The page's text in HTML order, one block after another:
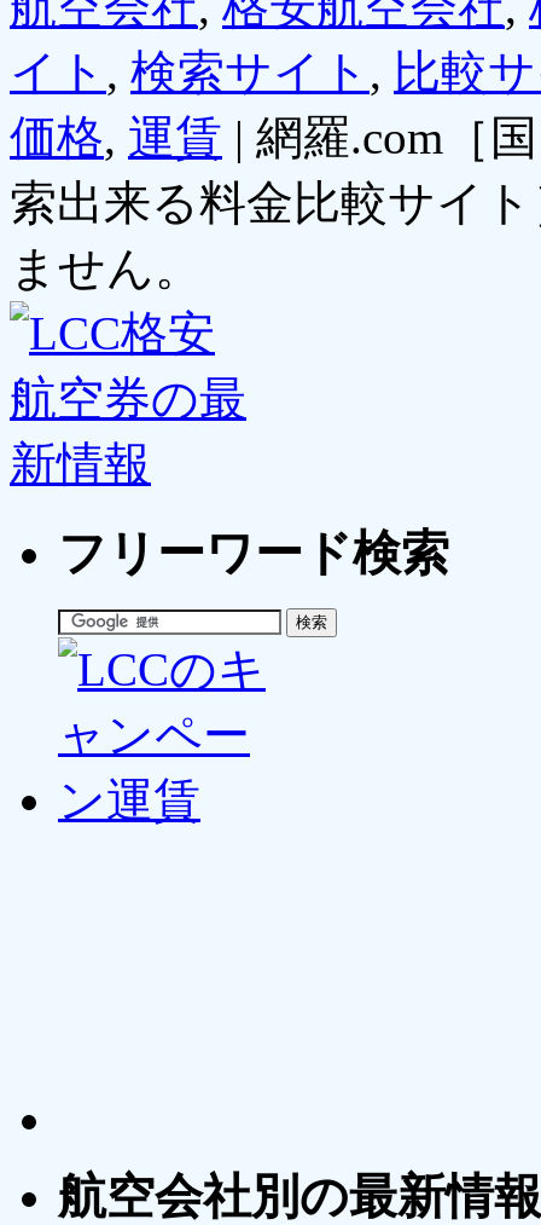
イト , 検索サイト , 比較
価格, 運賃 | 網羅.com［
索出来る料金比較サイ
ません。
フリーワード検索
航空会社別の最新情報